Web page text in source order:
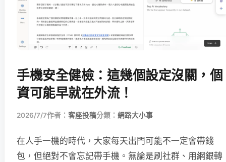
手機安全健檢：這幾個設定沒關，個
資可能早就在外流！
2026/7/7作者： 客座投稿分類： 網路大小事
在人手一機的時代，大家每天出門可能不一定會帶錢
包，但絕對不會忘記帶手機。無論是刷社群、用網銀轉